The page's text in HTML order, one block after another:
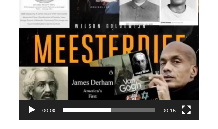
00:00 00:15